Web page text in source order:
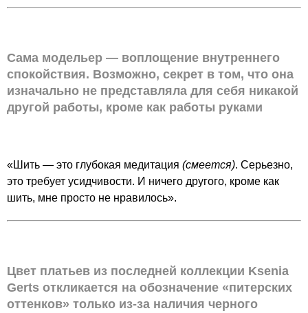
Сама модельер — воплощение внутреннего
спокойствия. Возможно, секрет в том, что она
изначально не представляла для себя никакой
другой работы, кроме как работы руками
«Шить — это глубокая медитация (смеется). Серьезно,
это требует усидчивости. И ничего другого, кроме как
шить, мне просто не нравилось».
Цвет платьев из последней коллекции Ksenia
Gerts откликается на обозначение «питерских
оттенков» только из-за наличия черного